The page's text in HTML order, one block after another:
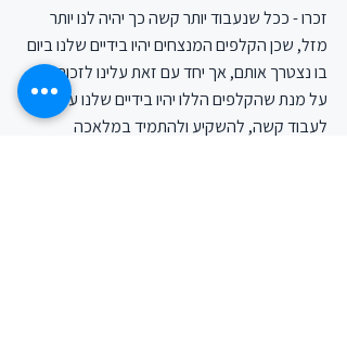
זכרו - ככל שנעבוד יותר קשה כך יהיה לנו יותר
מזל, שכן הקלפים המנצחים יהיו בידיים שלנו ביום
בו נצטרך אותם, אך יחד עם זאת עלינו לזכור כי
על מנת שהקלפים הללו יהיו בידיים שלנו עלינו
לעבוד קשה, להשקיע ולהתמיד במלאכה